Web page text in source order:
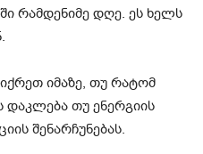
რამდენიმე დღე. ეს ხელს
იმაზე, თუ რატომ
დაკლება თუ ენერგიის
შენარჩუნებას.